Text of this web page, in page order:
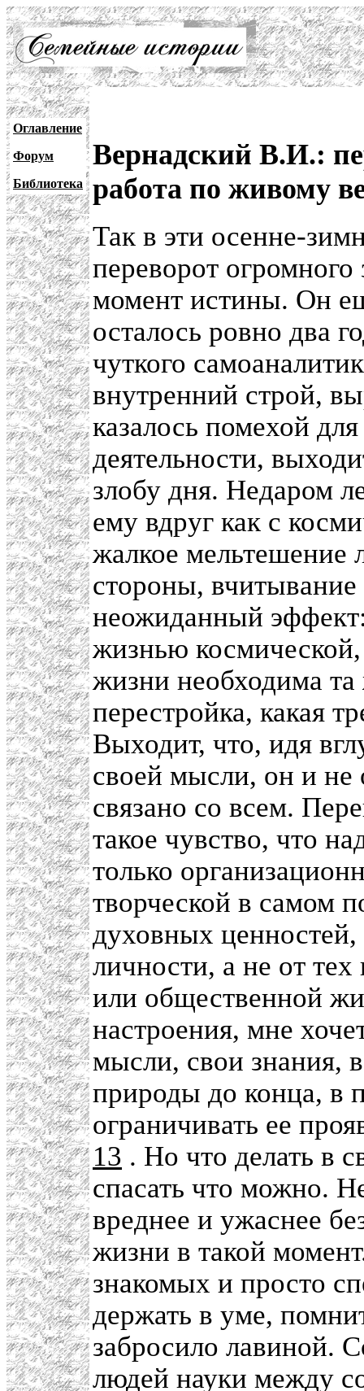
Оглавление
Форум
Библиотека
Вернадский В.И.:
работа по живому
Так в эти осенне-
переворот
момент истины. Он
осталось ровно два
чуткого
внутренний строй,
казалось помехой
деятельности,
злобу дня. Недаром
ему вдруг как с
жалкое мельтешение
стороны, вчитывание
неожиданный
жизнью
жизни необходима та
перестройка, какая
Выходит, что, идя
своей мысли, он и не
связано со всем.
такое чувство, что
только
творческой в самом
духовных
личности, а не от
или общественной
настроения, мне
мысли, свои знания,
природы до конца, в
ограничивать ее
13 . Но что делать в
спасать что можно.
вреднее и ужаснее
жизни в такой
знакомых и просто
держать в уме,
забросило лавиной.
людей науки между